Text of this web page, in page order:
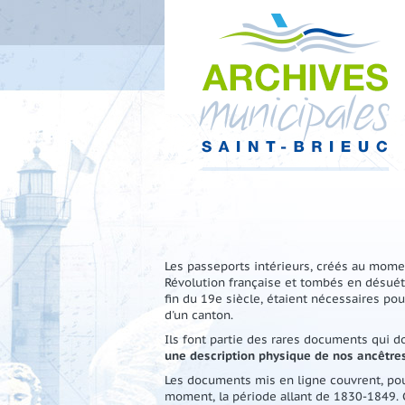
Les passeports intérieurs, créés au
Révolution française et tombés en
fin du 19e siècle, étaient nécessaires
d'un canton.
Ils font partie des rares documents qui
une description physique de nos
Les documents mis en ligne couvrent,
moment, la période allant de 1830-1849.